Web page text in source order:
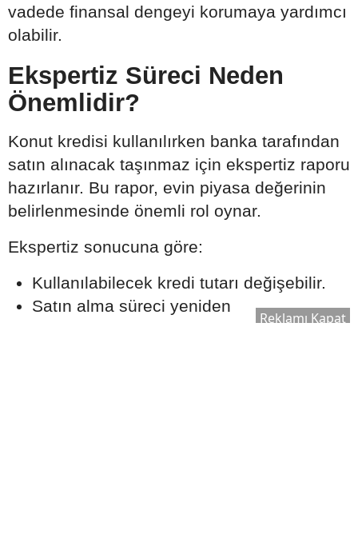
vadede finansal dengeyi korumaya yardımcı
olabilir.
Ekspertiz Süreci Neden
Önemlidir?
Konut kredisi kullanılırken banka tarafından
satın alınacak taşınmaz için ekspertiz raporu
hazırlanır. Bu rapor, evin piyasa değerinin
belirlenmesinde önemli rol oynar.
Ekspertiz sonucuna göre:
Kullanılabilecek kredi tutarı değişebilir.
Satın alma süreci yeniden
Reklamı Kapat